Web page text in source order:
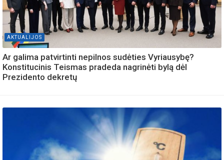
AKTUALIJOS
Ar galima patvirtinti nepilnos sudėties Vyriausybę?
Konstitucinis Teismas pradeda nagrinėti bylą dėl
Prezidento dekretų